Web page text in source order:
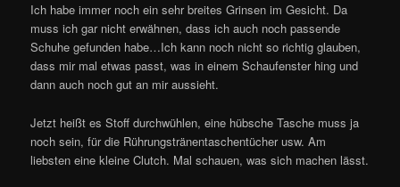
Ich habe immer noch ein sehr breites Grinsen im Gesicht. Da
muss ich gar nicht erwähnen, dass ich auch noch passende
Schuhe gefunden habe…Ich kann noch nicht so richtig glauben,
dass mir mal etwas passt, was in einem Schaufenster hing und
dann auch noch gut an mir aussieht.
Jetzt heißt es Stoff durchwühlen, eine hübsche Tasche muss ja
noch sein, für die Rührungstränentaschentücher usw. Am
liebsten eine kleine Clutch. Mal schauen, was sich machen lässt.